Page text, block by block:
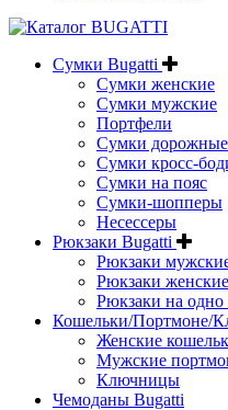
Сумки Bugatti
Сумки женские
Сумки мужские
Портфели
Сумки
Сумки кросс-
Сумки на пояс
Сумки-шопперы
Несессеры
Рюкзаки Bugatti
Рюкзаки
Рюкзаки женские
Рюкзаки на одно
Кошельки/Портмоне/
Женские
Мужские
Ключницы
Чемоданы Bugatti